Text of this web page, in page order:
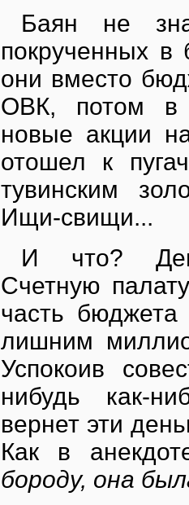
Баян не
покрученных
они вместо
ОВК, потом в
новые акции
отошел к
тувинским
Ищи-свищи...
И что?
Счетную
часть
лишним
Успокоив
нибудь как-
вернет эти
Как в
бороду, она